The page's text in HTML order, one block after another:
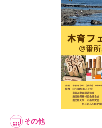
その他